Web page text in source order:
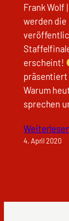
Frank Wolf
werden die
erscheint!
präsentiert
Warum
sprechen
4. April 2020